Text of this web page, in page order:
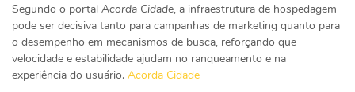
Segundo o portal Acorda Cidade, a infraestrutura de hospedagem
pode ser decisiva tanto para campanhas de marketing quanto para
o desempenho em mecanismos de busca, reforçando que
velocidade e estabilidade ajudam no ranqueamento e na
experiência do usuário. Acorda Cidade